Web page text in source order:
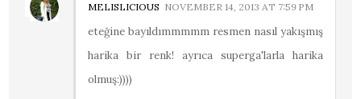
MELISLICIOUS NOVEMBER 14, 2013 AT 7:59 PM
eteğine bayıldımmmmm resmen nasıl yakışmış
harika bir renk! ayrıca superga'larla harika
olmuş:))))